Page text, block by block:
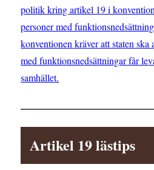
politik kring artikel 19 i
personer med
konventionen kräver att staten
med funktionsnedsättningar får
samhället.
Artikel 19 lästips